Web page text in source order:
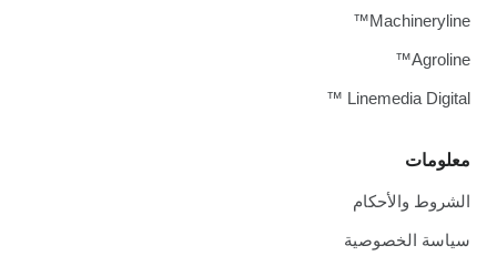
معلومات
الشروط والأحكام
سياسة الخصوصية
Machineryline™
Agroline™
Linemedia Digital ™